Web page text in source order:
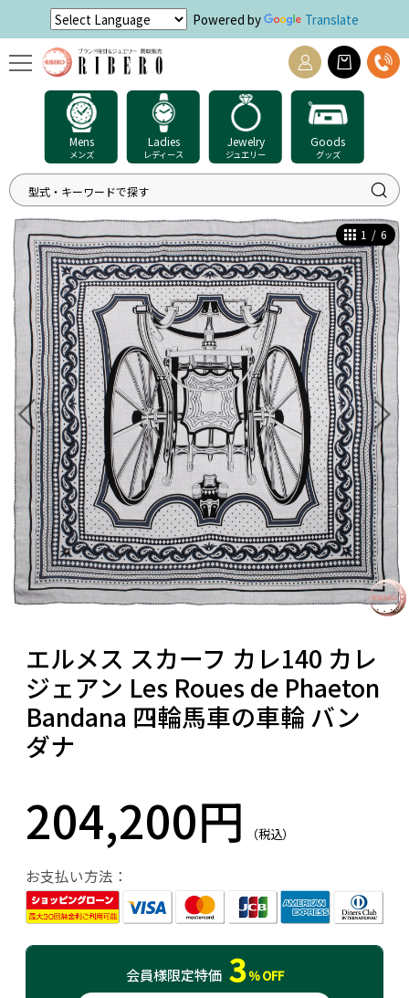
Powered by Translate
Mens
メンズ
Ladies
レディース
Jewelry
ジュエリー
Goods
グッズ
1 / 6
エルメス スカーフ カレ140 カレ
ジェアン Les Roues de Phaeton
Bandana 四輪馬車の車輪 バン
ダナ
204,200円 （税込）
お支払い方法：
会員様限定特価 3％OFF